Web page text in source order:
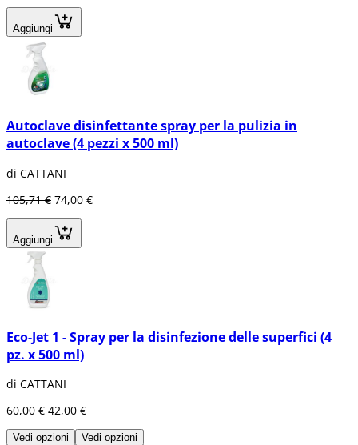
Aggiungi
Autoclave disinfettante spray per la pulizia in
autoclave (4 pezzi x 500 ml)
di CATTANI
105,71 € 74,00 €
Aggiungi
Eco-Jet 1 - Spray per la disinfezione delle superfici (4
pz. x 500 ml)
di CATTANI
60,00 € 42,00 €
Vedi opzioni Vedi opzioni